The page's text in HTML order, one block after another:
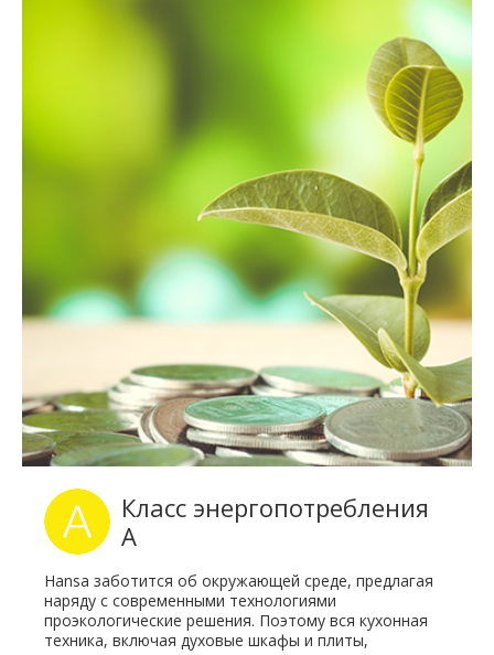
Класс энергопотребления
A
Hansa заботится об окружающей среде, предлагая
наряду с современными технологиями
проэкологические решения. Поэтому вся кухонная
техника, включая духовые шкафы и плиты,